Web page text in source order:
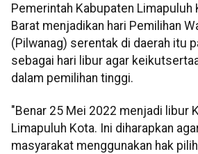
Pemerintah Kabupaten Limapuluh
Barat menjadikan hari Pemilihan
(Pilwanag) serentak di daerah itu
sebagai hari libur agar
dalam pemilihan tinggi.
"Benar 25 Mei 2022 menjadi libur
Limapuluh Kota. Ini diharapkan
masyarakat menggunakan hak